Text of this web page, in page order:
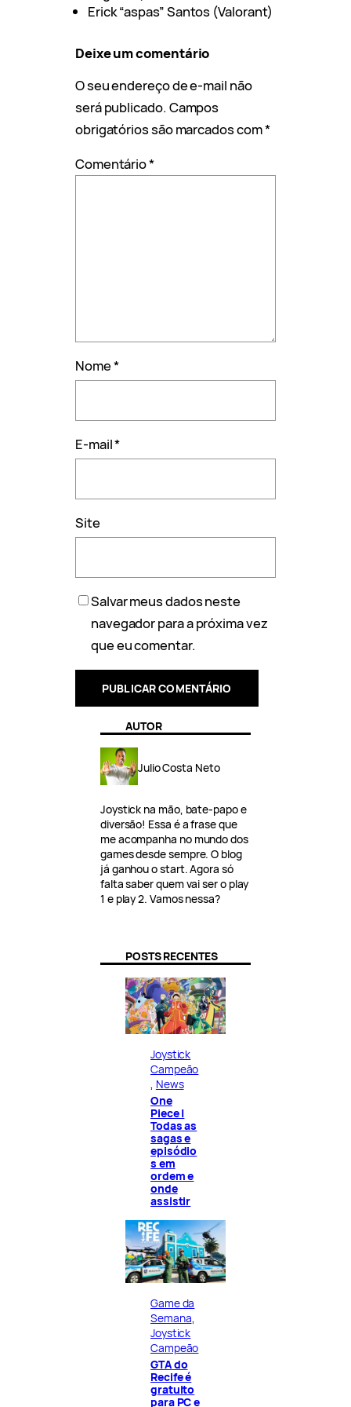
Erick “aspas” Santos (Valorant)
Deixe um comentário
O seu endereço de e-mail não
será publicado. Campos
obrigatórios são marcados com*
Comentário*
Nome*
E-mail*
Site
Salvar meus dados neste
navegador para a próxima vez
que eu comentar.
AUTOR
Julio Costa Neto
Joystick na mão, bate-papo e
diversão! Essa é a frase que
me acompanha no mundo dos
games desde sempre. O blog
já ganhou o start. Agora só
falta saber quem vai ser o play
1 e play 2. Vamos nessa?
POSTS RECENTES
Joystick
Campeão
News
One
Piece |
Todas as
sagas e
episódio
s em
ordem e
onde
assistir
Game da
Semana
Joystick
Campeão
GTA do
Recife é
gratuito
para PC e